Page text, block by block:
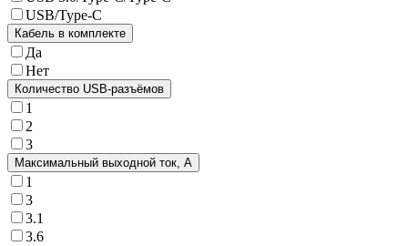
USB/Type-C
Кабель в комплекте
Да
Нет
Количество USB-разъёмов
1
2
3
Максимальный выходной ток, А
1
3
3.1
3.6